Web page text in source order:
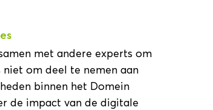
met andere experts om
om deel te nemen aan
binnen het Domein
de impact van de digitale